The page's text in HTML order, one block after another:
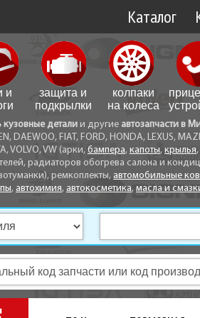
Каталог
и
защита и
подкрылки
колпаки
на колеса
кузовные детали и другие автозапчасти в
DAEWOO, FIAT, FORD, HONDA, LEXUS,
VOLVO, VW (арки, бампера, капоты, крылья
радиаторов обогрева салона и
ремкоплекты, автомобильные
, автохимия, автокосметика, масла и